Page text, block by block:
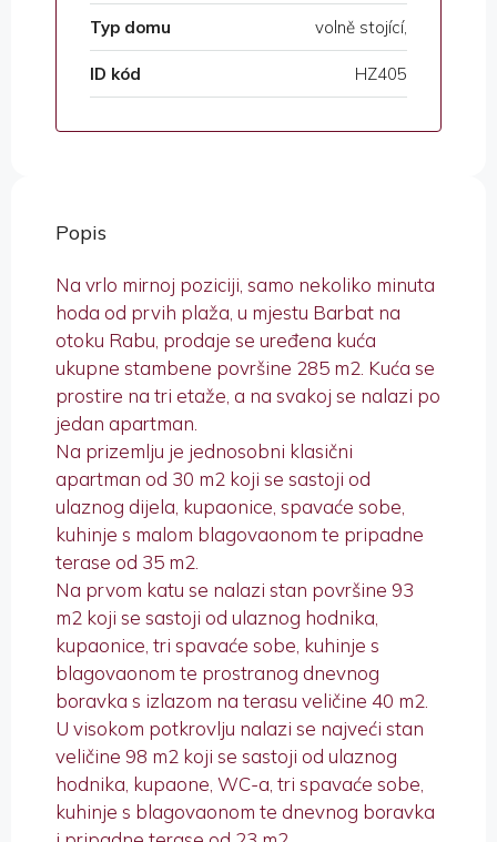
Typ domu volně stojící,
ID kód HZ405
Popis
Na vrlo mirnoj poziciji, samo nekoliko minuta
hoda od prvih plaža, u mjestu Barbat na
otoku Rabu, prodaje se uređena kuća
ukupne stambene površine 285 m2. Kuća se
prostire na tri etaže, a na svakoj se nalazi po
jedan apartman.
Na prizemlju je jednosobni klasični
apartman od 30 m2 koji se sastoji od
ulaznog dijela, kupaonice, spavaće sobe,
kuhinje s malom blagovaonom te pripadne
terase od 35 m2.
Na prvom katu se nalazi stan površine 93
m2 koji se sastoji od ulaznog hodnika,
kupaonice, tri spavaće sobe, kuhinje s
blagovaonom te prostranog dnevnog
boravka s izlazom na terasu veličine 40 m2.
U visokom potkrovlju nalazi se najveći stan
veličine 98 m2 koji se sastoji od ulaznog
hodnika, kupaone, WC-a, tri spavaće sobe,
kuhinje s blagovaonom te dnevnog boravka